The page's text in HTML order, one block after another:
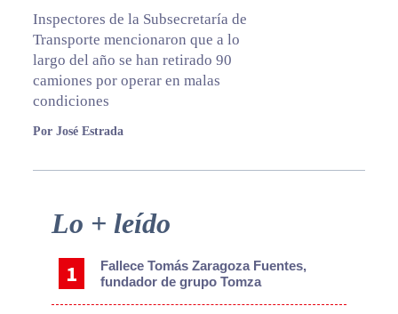
Inspectores de la Subsecretaría de
Transporte mencionaron que a lo
largo del año se han retirado 90
camiones por operar en malas
condiciones
Por José Estrada
Primary
Sidebar
Lo + leído
Fallece Tomás Zaragoza Fuentes,
fundador de grupo Tomza